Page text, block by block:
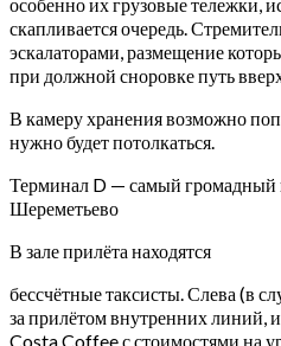
скапливается очередь.
эскалаторами, размещение
при должной сноровке путь
В камеру хранения возможно
нужно будет потолкаться.
Терминал D — самый громадный
Шереметьево
В зале прилёта находятся
бессчётные таксисты. Слева (в
за прилётом внутренних линий,
Costa Coffee с стоимостями на